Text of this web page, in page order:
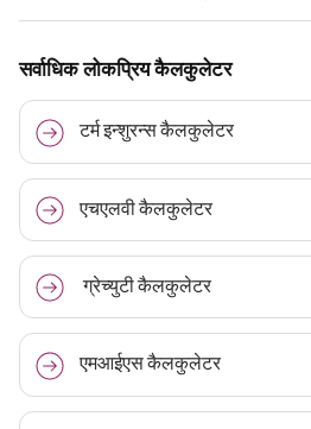
सर्वाधिक लोकप्रिय कैलकुलेटर
टर्म इन्शुरन्स कैलकुलेटर
एचएलवी कैलकुलेटर
ग्रेच्युटी कैलकुलेटर
एमआईएस कैलकुलेटर